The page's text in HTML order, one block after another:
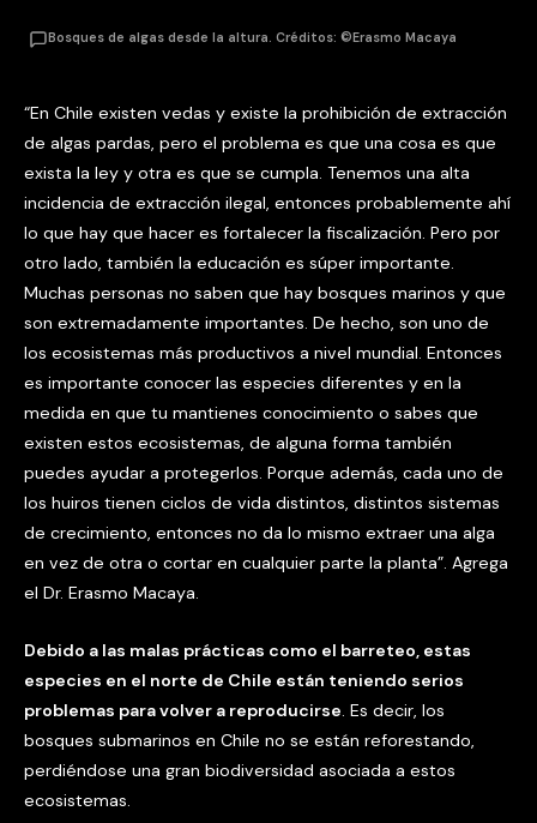
Bosques de algas desde la altura. Créditos: ©Erasmo Macaya
“En Chile existen vedas y existe la prohibición de extracción
de algas pardas, pero el problema es que una cosa es que
exista la ley y otra es que se cumpla. Tenemos una alta
incidencia de extracción ilegal, entonces probablemente ahí
lo que hay que hacer es fortalecer la fiscalización. Pero por
otro lado, también la educación es súper importante.
Muchas personas no saben que hay bosques marinos y que
son extremadamente importantes. De hecho, son uno de
los ecosistemas más productivos a nivel mundial. Entonces
es importante conocer las especies diferentes y en la
medida en que tu mantienes conocimiento o sabes que
existen estos ecosistemas, de alguna forma también
puedes ayudar a protegerlos. Porque además, cada uno de
los huiros tienen ciclos de vida distintos, distintos sistemas
de crecimiento, entonces no da lo mismo extraer una alga
en vez de otra o cortar en cualquier parte la planta”. Agrega
el Dr. Erasmo Macaya.
Debido a las malas prácticas como el barreteo, estas
especies en el norte de Chile están teniendo serios
problemas para volver a reproducirse. Es decir, los
bosques submarinos en Chile no se están reforestando,
perdiéndose una gran biodiversidad asociada a estos
ecosistemas.